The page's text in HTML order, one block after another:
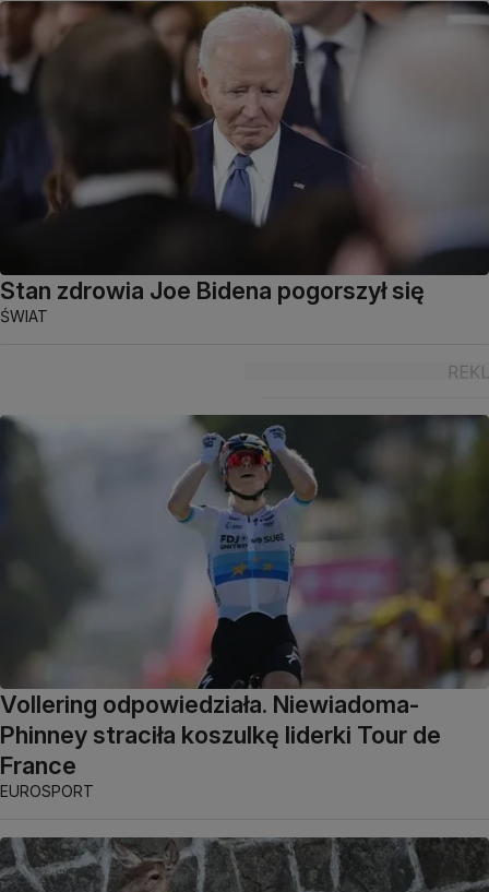
Stan zdrowia Joe Bidena pogorszył się
ŚWIAT
Vollering odpowiedziała. Niewiadoma-
Phinney straciła koszulkę liderki Tour de
France
EUROSPORT